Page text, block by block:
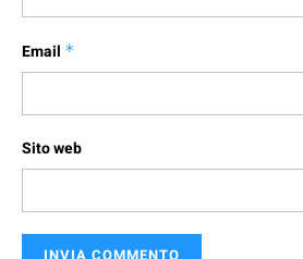
Email *
Sito web